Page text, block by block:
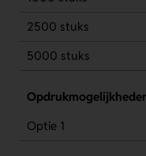
2500 stuks
5000 stuks
Optie 1